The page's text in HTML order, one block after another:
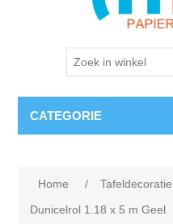
CATEGORIE
Home / Tafeldecoratie
Dunicelrol 1.18 x 5 m Geel